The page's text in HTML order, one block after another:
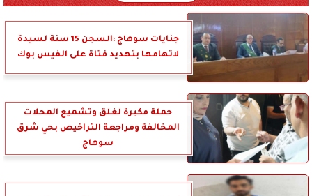
جنايات سوهاج :السجن 15 سنة لسيدة
لاتهامها بتهديد فتاة على الفيس بوك
حملة مكبرة لغلق وتشميع المحلات
المخالفة ومراجعة التراخيص بحي شرق
سوهاج